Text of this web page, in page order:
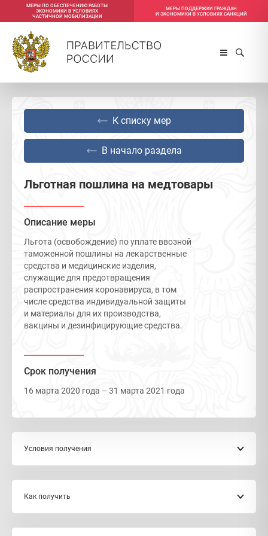
МЕРЫ ПО ОБЕСПЕЧЕНИЮ РАБОТЫ
ЭКОНОМИКИ В УСЛОВИЯХ
ЧАСТИЧНОЙ МОБИЛИЗАЦИИ
МЕРЫ ПОДДЕРЖКИ ГРАЖДАН
И ЭКОНОМИКИ В УСЛОВИЯХ САНКЦИЙ
В начало раздела
К списку мер
Льготная пошлина на медтовары
Описание меры
Льгота (освобождение) по уплате ввозной
таможенной пошлины на лекарственные
средства и медицинские изделия,
служащие для предотвращения
распространения коронавируса, в том
числе средства индивидуальной защиты
и материалы для их производства,
вакцины и дезинфицирующие средства.
Срок получения
16 марта 2020 года – 31 марта 2021 года
Условия получения
Тарифная льгота предоставляется при условии
решениями Совета Евразийской экономической
Как получить